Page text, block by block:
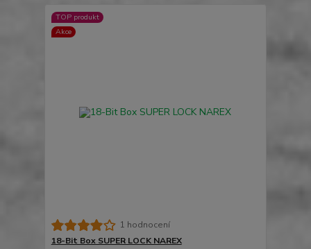
TOP produkt
Akce
1 hodnocení
18-Bit Box SUPER LOCK NAREX